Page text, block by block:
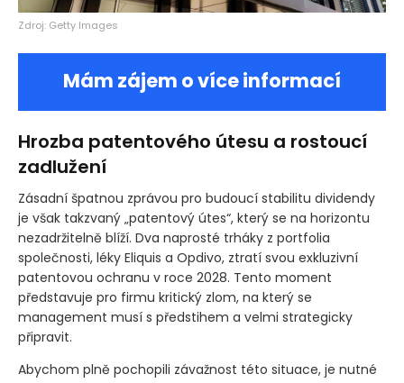
Zdroj: Getty Images
Mám zájem o více informací
Hrozba patentového útesu a rostoucí
zadlužení
Zásadní špatnou zprávou pro budoucí stabilitu dividendy
je však takzvaný „patentový útes“, který se na horizontu
nezadržitelně blíží. Dva naprosté trháky z portfolia
společnosti, léky Eliquis a Opdivo, ztratí svou exkluzivní
patentovou ochranu v roce 2028. Tento moment
představuje pro firmu kritický zlom, na který se
management musí s předstihem a velmi strategicky
připravit.
Abychom plně pochopili závažnost této situace, je nutné